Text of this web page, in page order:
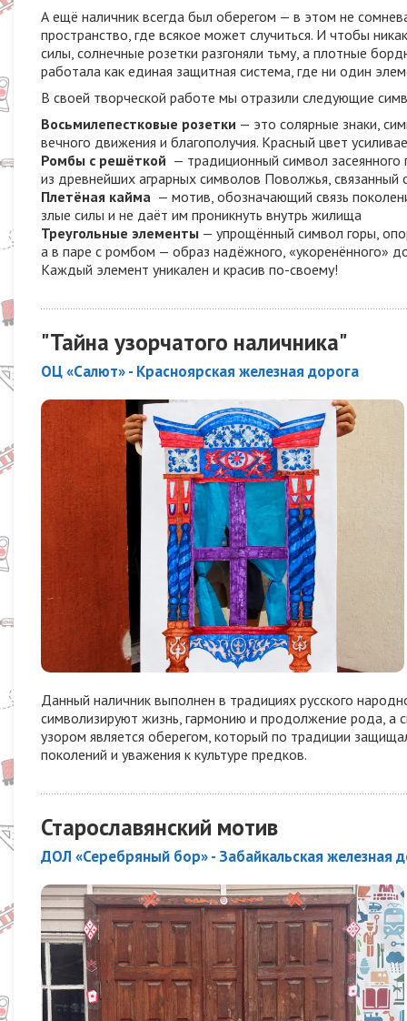
А ещё наличник всегда был оберегом — в этом не
пространство, где всякое может случиться. И чтобы
силы, солнечные розетки разгоняли тьму, а плотные
работала как единая защитная система, где ни один
В своей творческой работе мы отразили следующие
Восьмилепестковые розетки — это солярные знаки,
вечного движения и благополучия. Красный цвет
Ромбы с решёткой — традиционный символ
из древнейших аграрных символов Поволжья,
Плетёная кайма — мотив, обозначающий связь
злые силы и не даёт им проникнуть внутрь жилища
Треугольные элементы — упрощённый символ горы,
а в паре с ромбом — образ надёжного, «укоренённого»
Каждый элемент уникален и красив по-своему!
"Тайна узорчатого наличника"
ОЦ «Салют» - Красноярская железная дорога
Данный наличник выполнен в традициях русского
символизируют жизнь, гармонию и продолжение рода, а
узором является оберегом, который по традиции
поколений и уважения к культуре предков.
Старославянский мотив
ДОЛ «Серебряный бор» - Забайкальская железная